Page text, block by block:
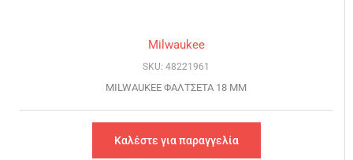
Milwaukee
SKU: 48221961
MILWAUKEE ΦΑΛΤΣΕΤΑ 18 MM
Καλέστε για παραγγελία